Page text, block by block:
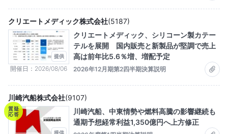
提供
開催日 2026/08/06
クリエートメディック株式会社(5187)
クリエートメディック、シリコーン製カテー
テルを展開 国内販売と新製品が堅調で売上
高は前年比5.6％増、増配予定
2026年12月期第2四半期決算説明
質疑
応答
提供
川崎汽船株式会社(9107)
川崎汽船、中東情勢や燃料高騰の影響継続も
通期予想経常利益1,350億円へ上方修正